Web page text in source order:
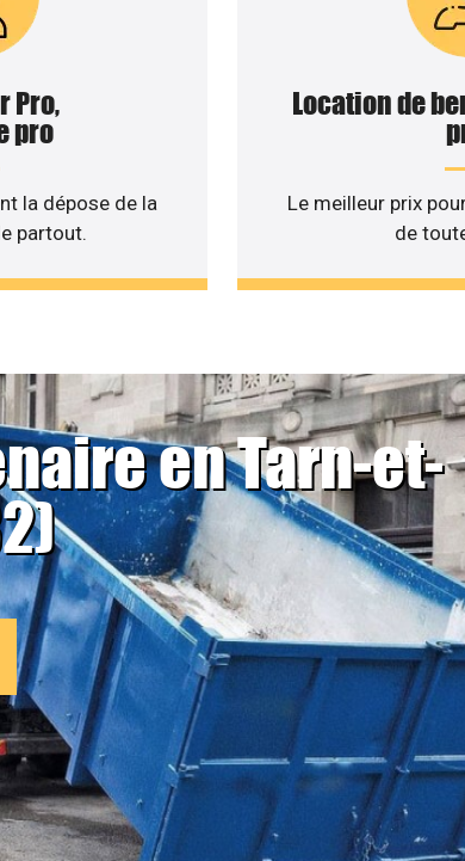
Pro,
pro
la dépose de la
partout.
Location de
Le meilleur prix
de
en Tarn-et-